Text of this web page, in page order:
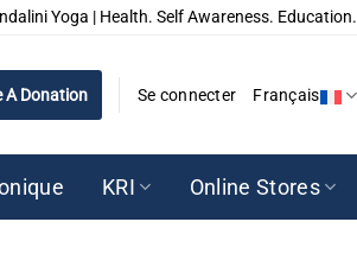
Yoga | Health. Self Awareness. Education.
A Donation Se connecter Français
KRI Online Stores